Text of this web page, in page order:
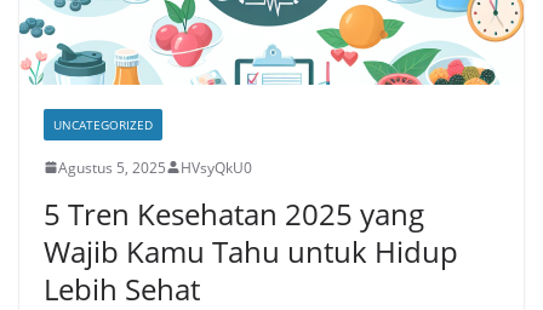
UNCATEGORIZED
Agustus 5, 2025 HVsyQkU0
5 Tren Kesehatan 2025 yang
Wajib Kamu Tahu untuk Hidup
Lebih Sehat